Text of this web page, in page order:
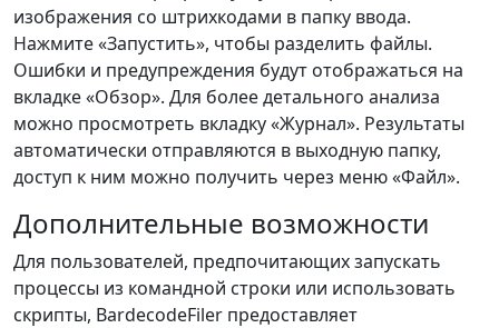
изображения со штрихкодами в папку ввода.
Нажмите «Запустить», чтобы разделить файлы.
Ошибки и предупреждения будут отображаться на
вкладке «Обзор». Для более детального анализа
можно просмотреть вкладку «Журнал». Результаты
автоматически отправляются в выходную папку,
доступ к ним можно получить через меню «Файл».
Дополнительные возможности
Для пользователей, предпочитающих запускать
процессы из командной строки или использовать
скрипты, BardecodeFiler предоставляет